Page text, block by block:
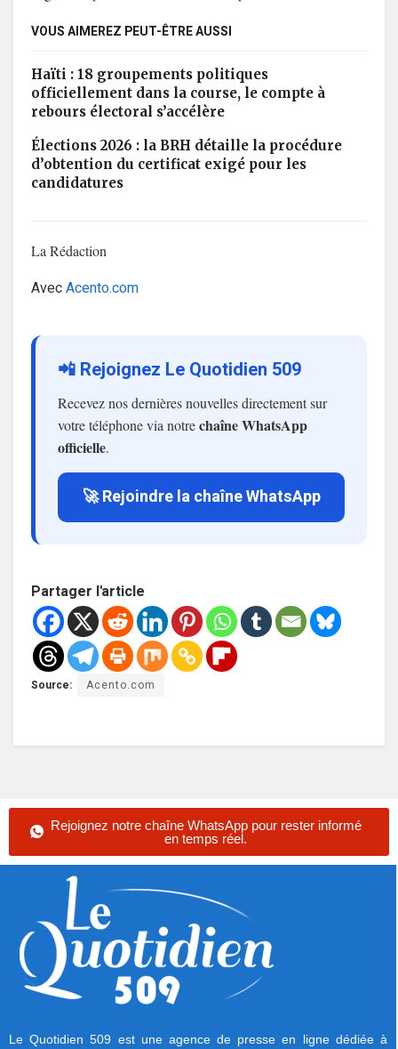
VOUS AIMEREZ PEUT-ÊTRE AUSSI
Haïti : 18 groupements politiques
officiellement dans la course, le compte à
rebours électoral s’accélère
Élections 2026 : la BRH détaille la procédure
d’obtention du certificat exigé pour les
candidatures
La Rédaction
AvecAcento.com
📲 Rejoignez Le Quotidien 509
Recevez nos dernières nouvelles directement sur
votre téléphone via notrechaîne WhatsApp
officielle.
🚀 Rejoindre la chaîne WhatsApp
Partager l'article
Source: Acento.com
Rejoignez notre chaîne WhatsApp pour rester informé
en temps réel.
Le Quotidien 509 est une agence de presse en ligne dédiée à